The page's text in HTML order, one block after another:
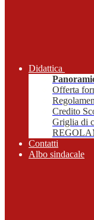
Didattica
Offerta
Credito
Griglia di
Contatti
Albo sindacale